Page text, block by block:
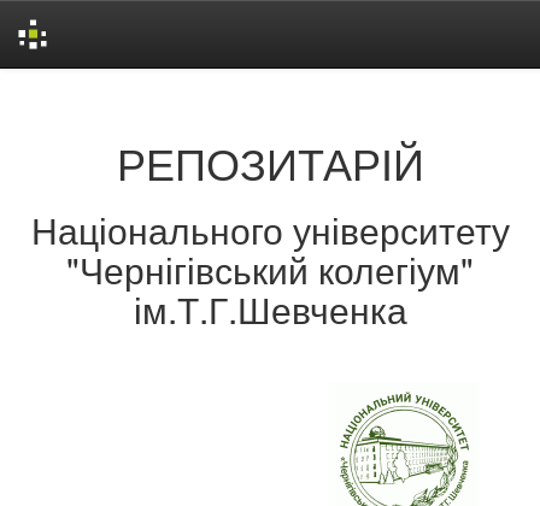
РЕПОЗИТАРІЙ
Національного університету
"Чернігівський колегіум"
ім.Т.Г.Шевченка